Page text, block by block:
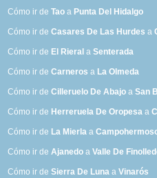
Cómo ir deTao a Punta Del Hidalgo
Cómo ir deCasares De Las Hurdes a
Cómo ir de El Rieral aSenterada
Cómo ir deCarneros a La Olmeda
Cómo ir deCilleruelo De Abajo aSan
Cómo ir de Herreruela De Oropesa a
Cómo ir de La Mierla a
Cómo ir deAjanedo aValle De
Cómo ir deSierra De Luna aVinarós